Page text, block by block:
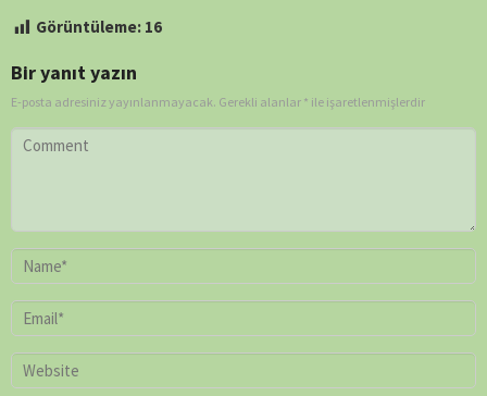
Görüntüleme: 16
Bir yanıt yazın
E-posta adresiniz yayınlanmayacak. Gerekli alanlar * ile işaretlenmişlerdir